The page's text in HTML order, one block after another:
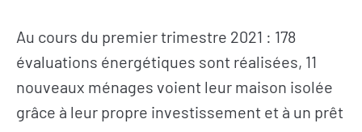
Au cours du premier trimestre 2021 : 178
évaluations énergétiques sont réalisées, 11
nouveaux ménages voient leur maison isolée
grâce à leur propre investissement et à un prêt